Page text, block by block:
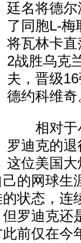
廷名将德
了同胞L-梅
将瓦林卡
2战胜乌克
夫，晋级
德约科维
相对于
罗迪克的
这位美国
的网球生
状态，连
罗迪克还
前仅在今